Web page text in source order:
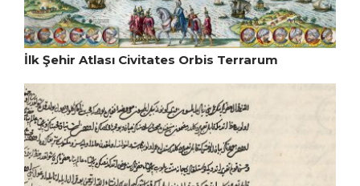
İlk Şehir Atlası Civitates Orbis Terrarum